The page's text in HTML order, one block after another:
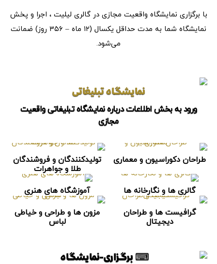
با برگزاری نمایشگاه واقعیت مجازی در گالری لیلیت ، اجرا و پخش
نمایشگاه شما به مدت حداقل یکسال (۱۲ ماه – ۳۵۶ روز) ضمانت
می‌شود.
نمایشگاه تبلیغاتی
ورود به بخش اطلاعات درباره نمایشگاه تبلیغاتی واقعیت
مجازی
طراحان دکوراسیون و معماری
تولیدکنندگان و فروشندگان
طلا و جواهرات
گالری ها و نگارخانه ها آموزشگاه های هنری
گرافیست ها و طراحان
دیجیتال
مزون ها و طراحی و خیاطی
لباس